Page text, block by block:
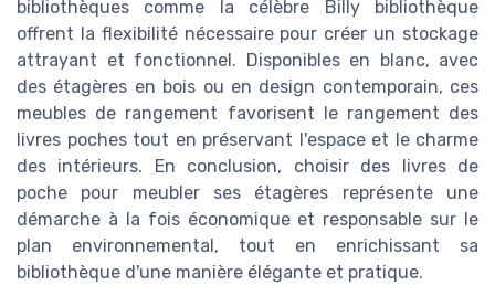
bibliothèques comme la célèbre Billy bibliothèque
offrent la flexibilité nécessaire pour créer un stockage
attrayant et fonctionnel. Disponibles en blanc, avec
des étagères en bois ou en design contemporain, ces
meubles de rangement favorisent le rangement des
livres poches tout en préservant l'espace et le charme
des intérieurs. En conclusion, choisir des livres de
poche pour meubler ses étagères représente une
démarche à la fois économique et responsable sur le
plan environnemental, tout en enrichissant sa
bibliothèque d'une manière élégante et pratique.